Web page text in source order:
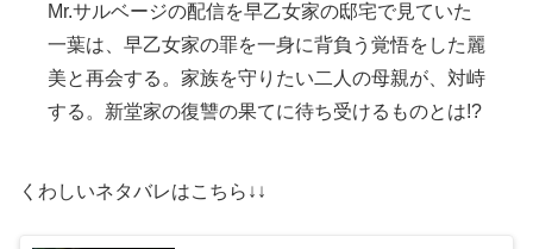
Mr.サルベージの配信を早乙女家の邸宅で見ていた
一葉は、早乙女家の罪を一身に背負う覚悟をした麗
美と再会する。家族を守りたい二人の母親が、対峙
する。新堂家の復讐の果てに待ち受けるものとは!?
くわしいネタバレはこちら↓↓